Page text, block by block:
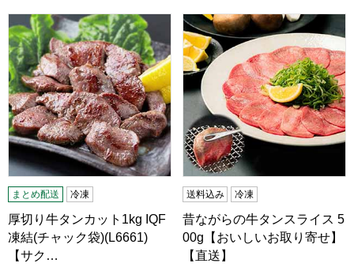
厚切り牛タンカット1kg IQF凍結(チャック袋)(L6661)【サク
まとめ配送 冷凍
厚切り牛タンカット1kg IQF
凍結(チャック袋)(L6661)
【サク…
昔ながらの牛タンスライス
送料込み 冷凍
昔ながらの牛タンスライス 5
00g【おいしいお取り寄せ】
【直送】